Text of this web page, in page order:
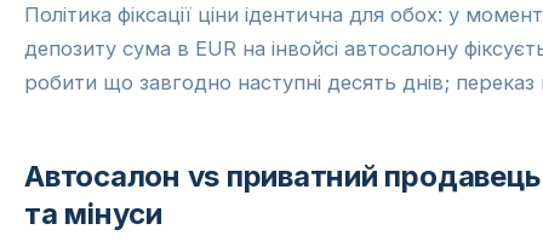
Політика фіксації ціни ідентична для обох: у
депозиту сума в EUR на інвойсі автосалону
робити що завгодно наступні десять днів;
Автосалон vs приватний
та мінуси